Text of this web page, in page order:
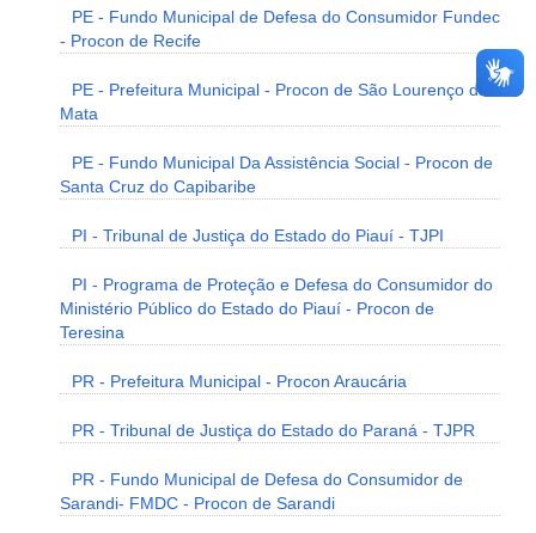
PE - Fundo Municipal de Defesa do Consumidor Fundec
- Procon de Recife
PE - Prefeitura Municipal - Procon de São Lourenço da
Mata
PE - Fundo Municipal Da Assistência Social - Procon de
Santa Cruz do Capibaribe
PI - Tribunal de Justiça do Estado do Piauí - TJPI
PI - Programa de Proteção e Defesa do Consumidor do
Ministério Público do Estado do Piauí - Procon de
Teresina
PR - Prefeitura Municipal - Procon Araucária
PR - Tribunal de Justiça do Estado do Paraná - TJPR
PR - Fundo Municipal de Defesa do Consumidor de
Sarandi- FMDC - Procon de Sarandi